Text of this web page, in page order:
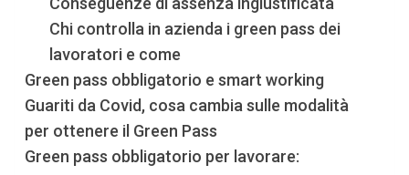
Chi controlla in azienda i green pass dei
lavoratori e come
Green pass obbligatorio e smart working
Guariti da Covid, cosa cambia sulle modalità
per ottenere il Green Pass
Green pass obbligatorio per lavorare: